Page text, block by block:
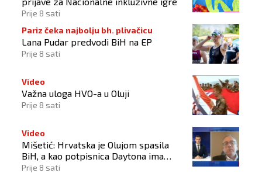
Prije 8 sati
Pariz čeka najbolju bh. plivačicu
Lana Pudar predvodi BiH na EP
Prije 8 sati
Video
Važna uloga HVO-a u Oluji
Prije 8 sati
Video
Mišetić: Hrvatska je Olujom spasila
BiH, a kao potpisnica Daytona ima
puno pravo štititi hrvatski narod
Prije 8 sati